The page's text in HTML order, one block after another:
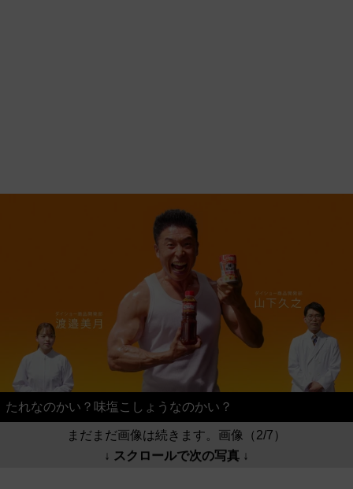
たれなのかい？味塩こしょうなのかい？
まだまだ画像は続きます。画像（2/7）
↓ スクロールで次の写真 ↓